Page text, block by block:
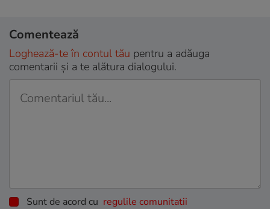
Comentează
Loghează-te în contul tău pentru a adăuga
comentarii și a te alătura dialogului.
Sunt de acord cu regulile comunitatii